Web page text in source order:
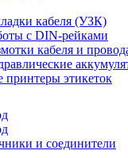
кабеля (УЗК)
с DIN-рейками
кабеля и
принтеры этикеток
и соединители